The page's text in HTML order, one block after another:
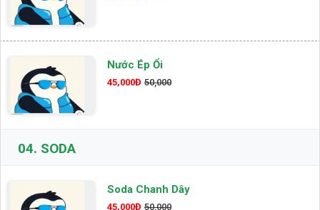
Nước Ép Ổi
45,000Đ 50,000
04. SODA
Soda Chanh Dây
45,000Đ 50,000